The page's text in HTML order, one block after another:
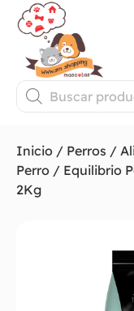
Inicio / Perros /
Perro / Equilibrio
2Kg